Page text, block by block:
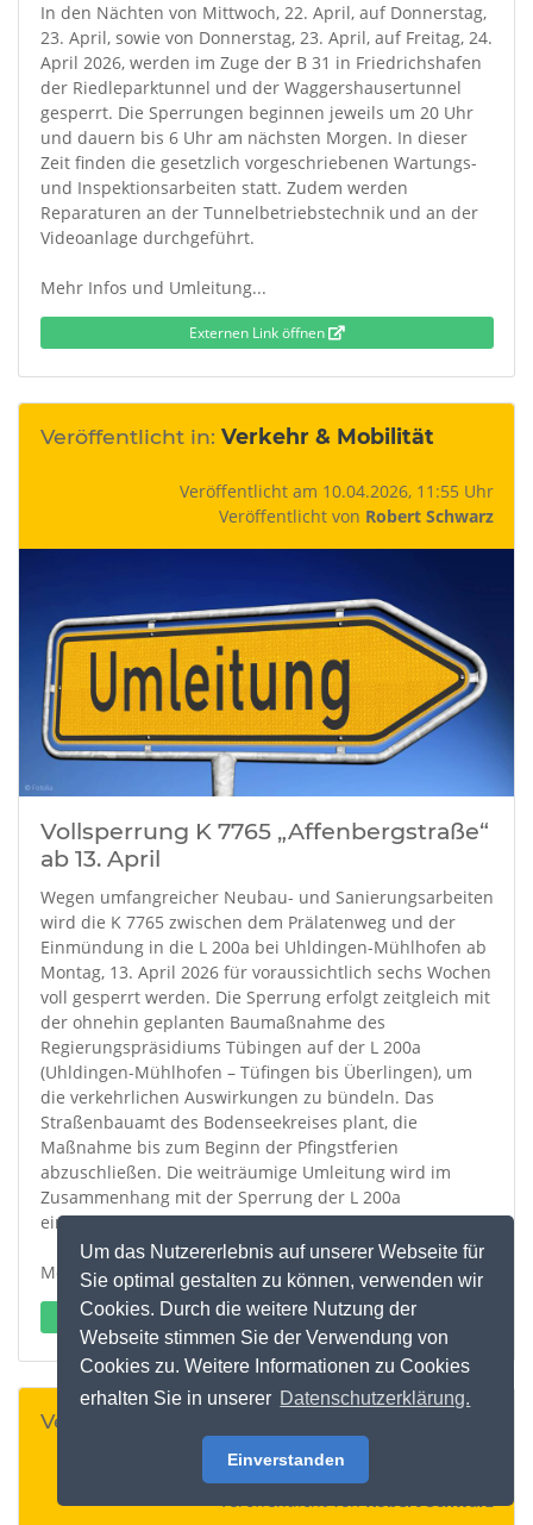
Um das Nutzererlebnis auf unserer Webseite für
Sie optimal gestalten zu können, verwenden wir
Cookies. Durch die weitere Nutzung der
Webseite stimmen Sie der Verwendung von
Cookies zu. Weitere Informationen zu Cookies
erhalten Sie in unserer Datenschutzerklärung.
Einverstanden
In den Nächten von Mittwoch, 22. April, auf Donnerstag,
23. April, sowie von Donnerstag, 23. April, auf Freitag, 24.
April 2026, werden im Zuge der B 31 in Friedrichshafen
der Riedleparktunnel und der Waggershausertunnel
gesperrt. Die Sperrungen beginnen jeweils um 20 Uhr
und dauern bis 6 Uhr am nächsten Morgen. In dieser
Zeit finden die gesetzlich vorgeschriebenen Wartungs-
und Inspektionsarbeiten statt. Zudem werden
Reparaturen an der Tunnelbetriebstechnik und an der
Videoanlage durchgeführt.
Mehr Infos und Umleitung...
Externen Link öffnen
Veröffentlicht in: Verkehr & Mobilität
Veröffentlicht am 10.04.2026, 11:55 Uhr
Veröffentlicht von Robert Schwarz
Vollsperrung K 7765 „Affenbergstraße“
ab 13. April
Wegen umfangreicher Neubau- und Sanierungsarbeiten
wird die K 7765 zwischen dem Prälatenweg und der
Einmündung in die L 200a bei Uhldingen-Mühlhofen ab
Montag, 13. April 2026 für voraussichtlich sechs Wochen
voll gesperrt werden. Die Sperrung erfolgt zeitgleich mit
der ohnehin geplanten Baumaßnahme des
Regierungspräsidiums Tübingen auf der L 200a
(Uhldingen-Mühlhofen – Tüfingen bis Überlingen), um
die verkehrlichen Auswirkungen zu bündeln. Das
Straßenbauamt des Bodenseekreises plant, die
Maßnahme bis zum Beginn der Pfingstferien
abzuschließen. Die weiträumige Umleitung wird im
Zusammenhang mit der Sperrung der L 200a
eingerichtet.
Mehr Infos ...
Externen Link öffnen
Veröffentlicht in:
Veröffentlicht am 09.04.2026, 11:32 Uhr
Veröffentlicht vonRobert Schwarz